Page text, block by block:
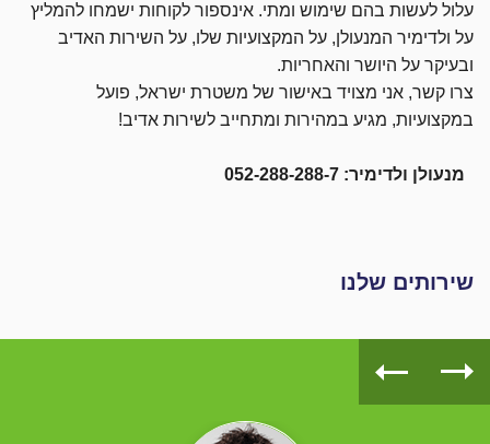
עלול לעשות בהם שימוש ומתי. אינספור לקוחות ישמחו להמליץ
על ולדימיר המנעולן, על המקצועיות שלו, על השירות האדיב
ובעיקר על היושר והאחריות.
צרו קשר, אני מצויד באישור של משטרת ישראל, פועל
במקצועיות, מגיע במהירות ומתחייב לשירות אדיב!
מנעולן ולדימיר: 052-288-288-7
שירותים שלנו